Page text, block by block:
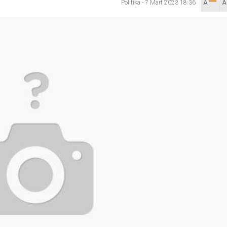
3’ü Çocuk 7 Kişi Yaralandı
Politika - 7 Mart 2023 18:36 A